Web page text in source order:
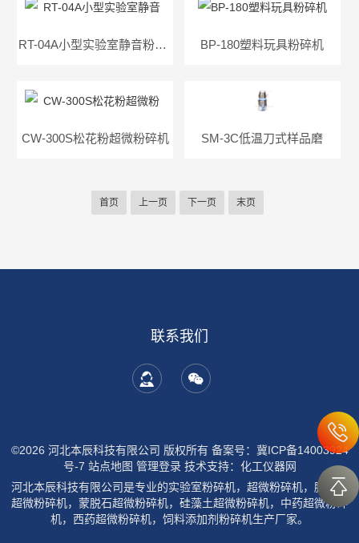
RT-04A小型实验室静音粉碎机 BP-180塑料玩具粉碎机
CW-300S松花粉超微粉碎机 SM-3C低温刀式样品磨
首页 上一页 下一页 末页
联系我们
©2026 河北本辰科技有限公司 版权所有 备案号：冀ICP备14003924
号-7 站点地图 管理登录技术支持： 化工仪器网
河北本辰科技有限公司是专业的实验室粉碎机，超微粉碎机，膨润土
超微粉碎机，蒙脱石超微粉碎机，硅藻土超微粉碎机，中药超微粉碎
机，西药超微粉碎机，饲料添加剂粉碎机生产厂家。